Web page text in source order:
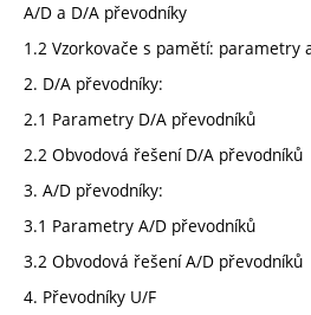
A/D a D/A převodníky
1.2 Vzorkovače s pamětí: parametry
2. D/A převodníky:
2.1 Parametry D/A převodníků
2.2 Obvodová řešení D/A převodníků
3. A/D převodníky:
3.1 Parametry A/D převodníků
3.2 Obvodová řešení A/D převodníků
4. Převodníky U/F